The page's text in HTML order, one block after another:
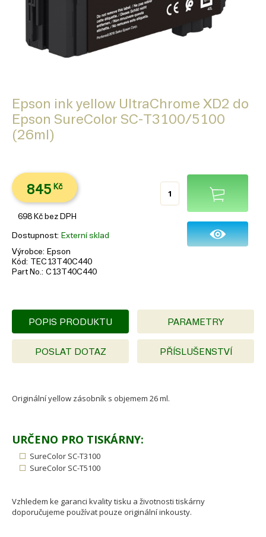
Epson ink yellow UltraChrome XD2 do
Epson SureColor SC-T3100/5100
(26ml)
845 Kč
698 Kč bez DPH
Dostupnost Externí sklad
Výrobce
Epson
Kód
TEC13T40C440
Part No. C13T40C440
POPIS PRODUKTU PARAMETRY
POSLAT DOTAZ PŘÍSLUŠENSTVÍ
Originální yellow zásobník s objemem 26 ml.
URČENO PRO TISKÁRNY:
SureColor SC-T3100
SureColor SC-T5100
Vzhledem ke garanci kvality tisku a životnosti tiskárny
doporučujeme používat pouze originální inkousty.